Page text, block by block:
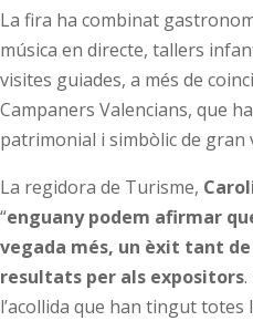
La fira ha combinat
música en directe, tallers
visites guiades, a més de
Campaners Valencians, que
patrimonial i simbòlic de gran
La regidora de Turisme,
“enguany podem afirmar
vegada més, un èxit tant
resultats per als expositors
l’acollida que han tingut totes